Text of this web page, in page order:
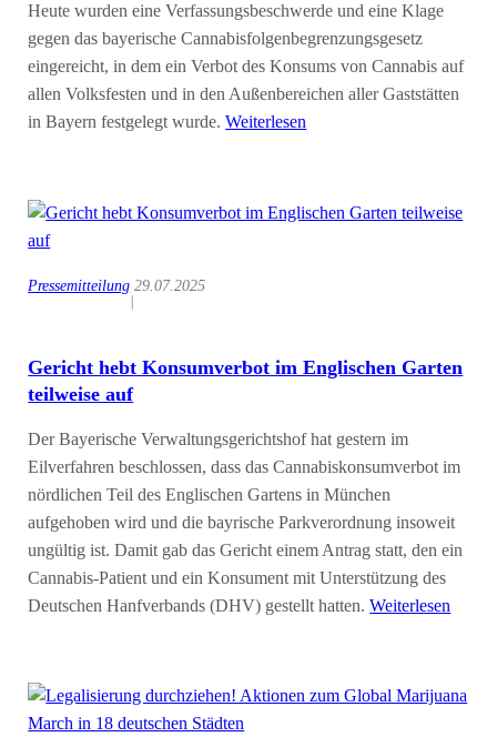
Heute wurden eine Verfassungsbeschwerde und eine Klage
gegen das bayerische Cannabisfolgenbegrenzungsgesetz
eingereicht, in dem ein Verbot des Konsums von Cannabis auf
allen Volksfesten und in den Außenbereichen aller Gaststätten
in Bayern festgelegt wurde.Weiterlesen
Pressemitteilung
|
29.07.2025
Gericht hebt Konsumverbot im Englischen Garten
teilweise auf
Der Bayerische Verwaltungsgerichtshof hat gestern im
Eilverfahren beschlossen, dass das Cannabiskonsumverbot im
nördlichen Teil des Englischen Gartens in München
aufgehoben wird und die bayrische Parkverordnung insoweit
ungültig ist. Damit gab das Gericht einem Antrag statt, den ein
Cannabis-Patient und ein Konsument mit Unterstützung des
Deutschen Hanfverbands (DHV) gestellt hatten.Weiterlesen